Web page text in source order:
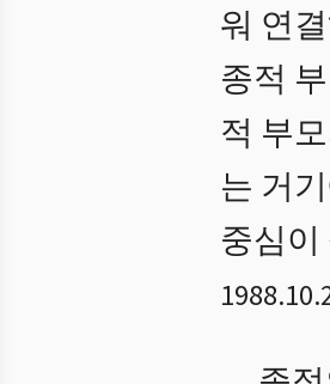
워 연
종적
적 부
는 거
중심